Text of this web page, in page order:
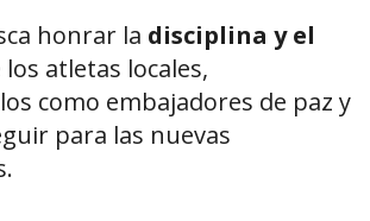
honrar la disciplina y el
los atletas locales,
como embajadores de paz y
para las nuevas